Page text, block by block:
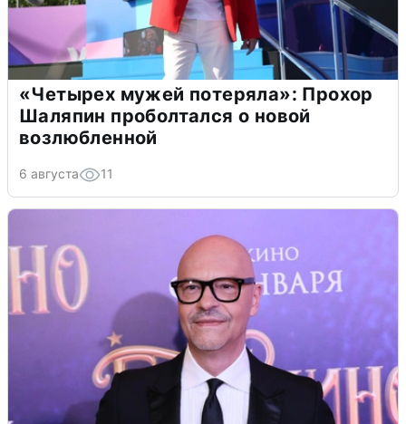
«Четырех мужей потеряла»: Прохор
Шаляпин проболтался о новой
возлюбленной
6 августа 11